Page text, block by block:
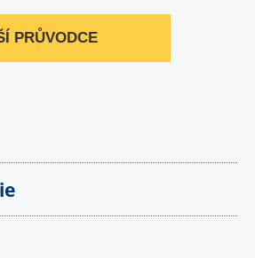
PRŮVODCE